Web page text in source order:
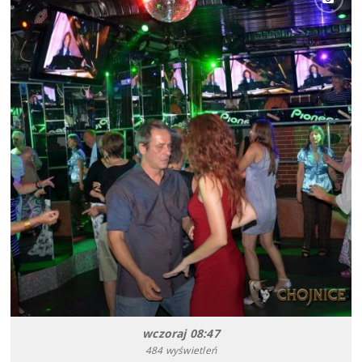
wczoraj 08:47
484 wyświetleń